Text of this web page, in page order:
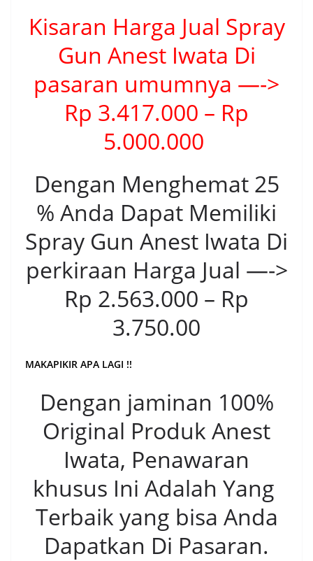
Kisaran Harga Jual Spray
Gun Anest Iwata Di
pasaran umumnya —->
Rp 3.417.000 – Rp
5.000.000
Dengan Menghemat 25
% Anda Dapat Memiliki
Spray Gun Anest Iwata Di
perkiraan Harga Jual —->
Rp 2.563.000 – Rp
3.750.00
MAKAPIKIR APA LAGI !!
Dengan jaminan 100%
Original Produk Anest
Iwata, Penawaran
khusus Ini Adalah Yang
Terbaik yang bisa Anda
Dapatkan Di Pasaran.